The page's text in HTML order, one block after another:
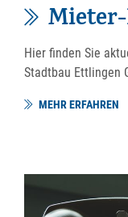
Hier finden Sie
Stadtbau Ettlingen
MEHR ERFAHREN